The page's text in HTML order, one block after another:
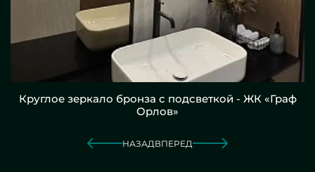
Круглое зеркало бронза с подсветкой - ЖК «Граф
Орлов»
НАЗАД ВПЕРЕД